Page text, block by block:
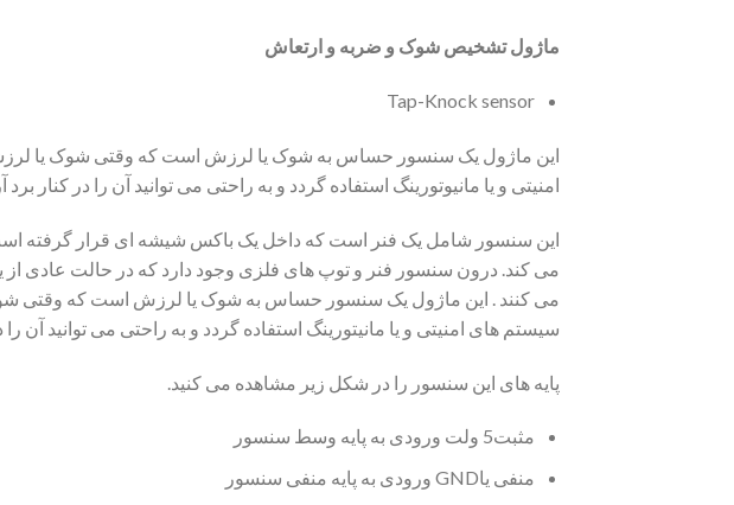
ماژول تشخیص شوک و ضربه و ارتعاش
Tap-Knock sensor
امنیتی و یا مانیوتورینگ استفاده گردد و به راحتی می توانید آن را در کنار
این سنسور شامل یک فنر است که داخل یک باکس شیشه ای قرار گرفته
سیستم های امنیتی و یا مانیتورینگ استفاده گردد و به راحتی می توانید آن را
پایه های این سنسور را در شکل زیر مشاهده می کنید.
مثبت5 ولت ورودی به پایه وسط سنسور
منفی یاGND ورودی به پایه منفی سنسور